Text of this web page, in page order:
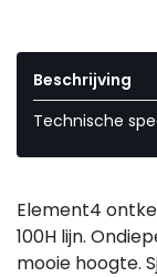
Beschrijving
Technische
Element4
100H lijn.
mooie hoogte.